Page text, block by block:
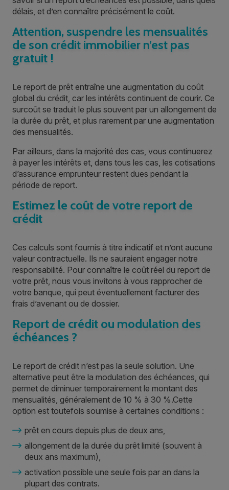
délais, et d’en connaître précisément le coût.
Attention, suspendre les mensualités
de son crédit immobilier n’est pas
gratuit !
Le report de prêt entraîne une augmentation du coût
global du crédit, car les intérêts continuent de courir. Ce
surcoût se traduit le plus souvent par un allongement de
la durée du prêt, et plus rarement par une augmentation
des mensualités.
Par ailleurs, dans la majorité des cas, vous continuerez
à payer les intérêts et, dans tous les cas, les cotisations
d’assurance emprunteur restent dues pendant la
période de report.
Estimez le coût de votre report de
crédit
Ces calculs sont fournis à titre indicatif et n’ont aucune
valeur contractuelle. Ils ne sauraient engager notre
responsabilité. Pour connaître le coût réel du report de
votre prêt, nous vous invitons à vous rapprocher de
votre banque, qui peut éventuellement facturer des
frais d’avenant ou de dossier.
Report de crédit ou modulation des
échéances ?
Le report de crédit n’est pas la seule solution. Une
alternative peut être la modulation des échéances, qui
permet de diminuer temporairement le montant des
mensualités, généralement de 10 % à 30 %.Cette
option est toutefois soumise à certaines conditions :
prêt en cours depuis plus de deux ans,
allongement de la durée du prêt limité (souvent à
deux ans maximum),
activation possible une seule fois par an dans la
plupart des contrats.